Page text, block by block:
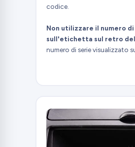
codice.
Non utilizzare il numero
sull'etichetta sul retro
numero di serie visualizzato